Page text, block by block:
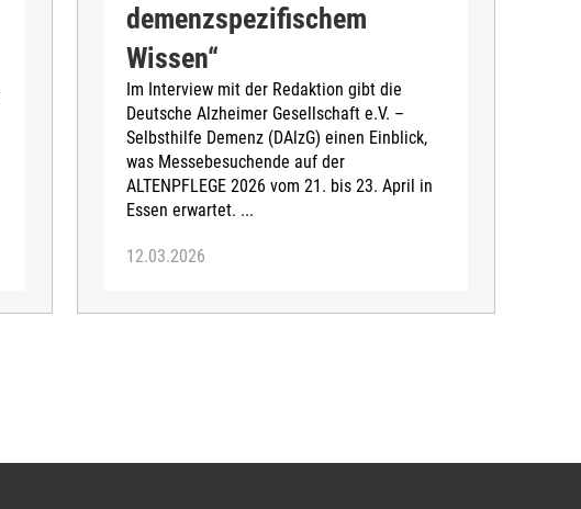
demenzspezifischem
Wissen“
Im Interview mit der Redaktion gibt die
Deutsche Alzheimer Gesellschaft e.V. –
Selbsthilfe Demenz (DAlzG) einen Einblick,
was Messebesuchende auf der
ALTENPFLEGE 2026 vom 21. bis 23. April in
Essen erwartet. ...
12.03.2026